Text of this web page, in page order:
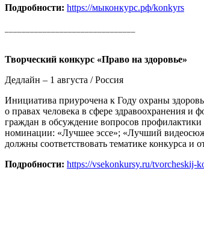
Подробности: https://мыконкурс.рф/konkyrs
Творческий конкурс «Право на здоровье»
Дедлайн – 1 августа / Россия
Инициатива приурочена к Году охраны
о правах человека в сфере здравоохранения
граждан в обсуждение вопросов
номинации: «Лучшее эссе»; «Лучший
должны соответствовать тематике конкурса и
Подробности: https://vsekonkursy.ru/tvorcheskij-